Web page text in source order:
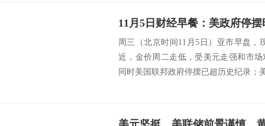
周三（北京时间11月5日）亚市早盘，
近，金价周二走低，受美元走强和市
同时美国联邦政府停摆已超历史纪录；